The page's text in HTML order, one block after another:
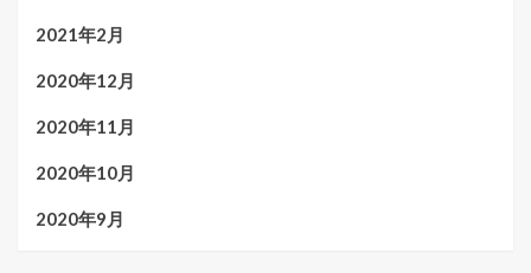
2021年2月
2020年12月
2020年11月
2020年10月
2020年9月